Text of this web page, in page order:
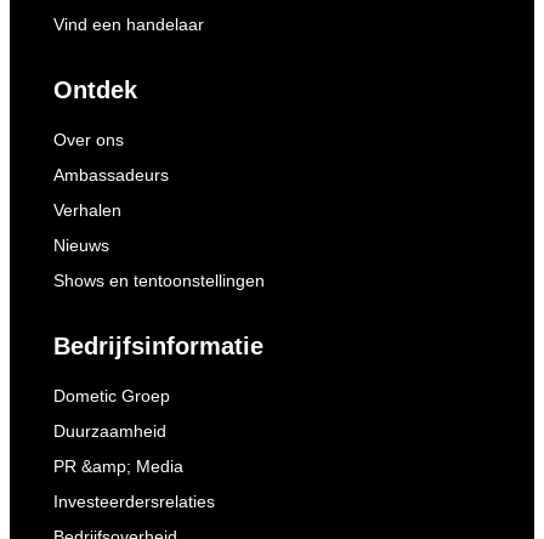
Vind een handelaar
Ontdek
Over ons
Ambassadeurs
Verhalen
Nieuws
Shows en tentoonstellingen
Bedrijfsinformatie
Dometic Groep
Duurzaamheid
PR &amp; Media
Investeerdersrelaties